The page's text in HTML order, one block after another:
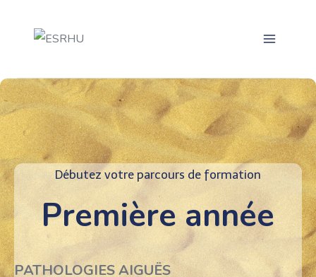
Débutez votre parcours de formation
Première année
PATHOLOGIES AIGUËS